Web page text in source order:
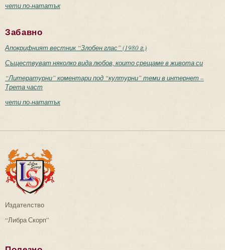
чети по-нататък
Забавно
Апокрифният вестник “Злобен глас” (1980 г.)
Съществуват няколко вида любов, които срещаме в живота си
“Литературни” коментари под “културни” теми в интернет –
Трета част
чети по-нататък
Издателство
“Либра Скорп”